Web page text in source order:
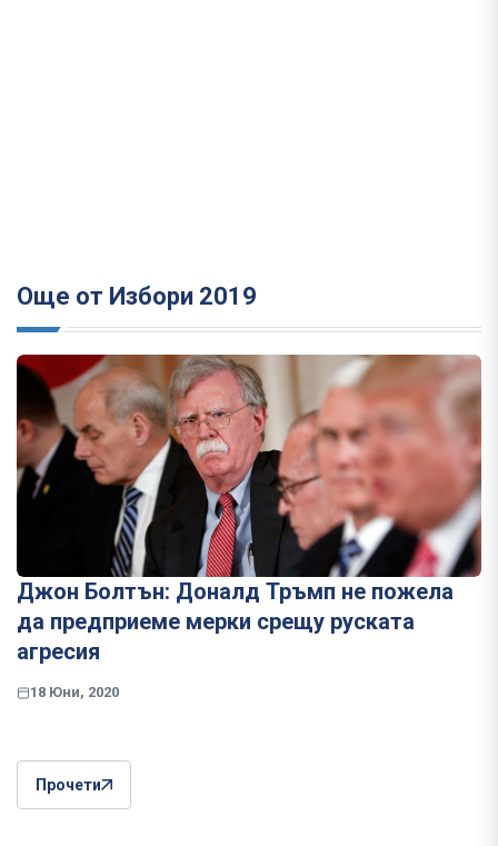
Още от Избори 2019
Джон Болтън: Доналд Тръмп не пожела
да предприеме мерки срещу руската
агресия
18 Юни, 2020
Прочети